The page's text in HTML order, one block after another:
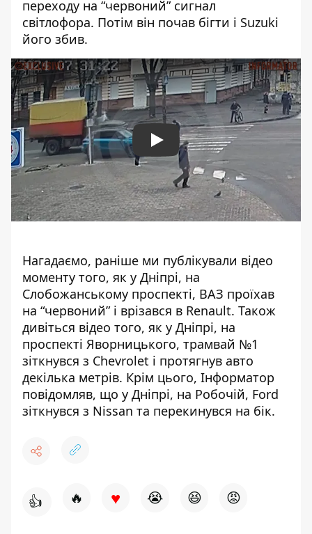
переходу на “червоний” сигнал
світлофора. Потім він почав бігти і Suzuki
його збив.
Play
Нагадаємо, раніше ми публікували відео
моменту того, як у Дніпрі, на
Слобожанському проспекті, ВАЗ проїхав
на “червоний” і врізався в Renault. Також
дивіться відео того, як у Дніпрі, на
проспекті Яворницького, трамвай №1
зіткнувся з Chevrolet і протягнув авто
декілька метрів. Крім цього, Інформатор
повідомляв, що у Дніпрі, на Робочій, Ford
зіткнувся з Nissan та перекинувся на бік.
👍 🔥 ♥ 😭 😆 😡